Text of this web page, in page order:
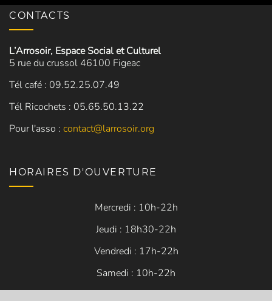
CONTACTS
L’Arrosoir, Espace Social et Culturel
5 rue du crussol 46100 Figeac
Tél café : 09.52.25.07.49
Tél Ricochets : 05.65.50.13.22
Pour l'asso : contact@larrosoir.org
HORAIRES D'OUVERTURE
Mercredi : 10h-22h
Jeudi : 18h30-22h
Vendredi : 17h-22h
Samedi : 10h-22h